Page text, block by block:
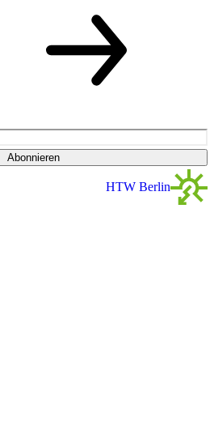
Abonnieren
HTW Berlin